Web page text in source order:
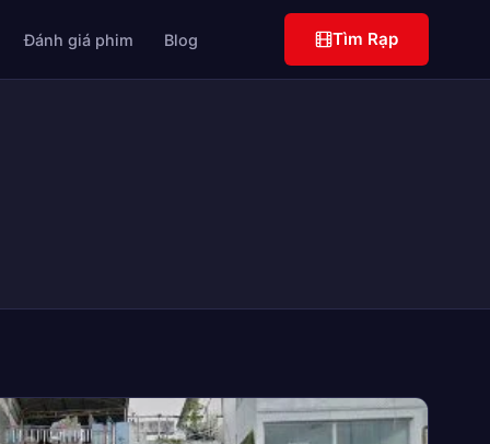
Đánh giá phim Blog Tìm Rạp